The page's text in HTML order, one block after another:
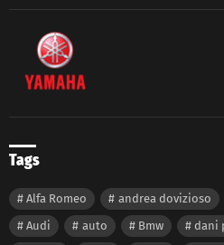
Tags
Alfa Romeo andrea dovizioso
Audi
auto Bmw dani